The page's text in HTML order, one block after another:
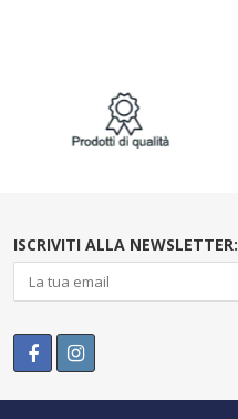
ISCRIVITI ALLA NEWSLETTER: